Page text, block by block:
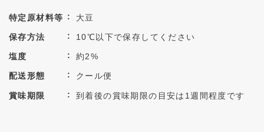
特定原材料等 大豆
保存方法 10℃以下で保存してください
塩度 約2%
配送形態 クール便
賞味期限 到着後の賞味期限の目安は1週間程度です